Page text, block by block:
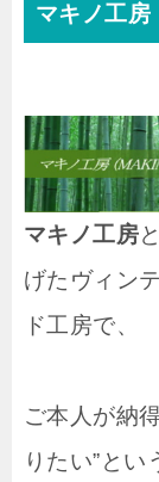
マキノ工房
マキノ工房
げたヴィン
ド工房で、
ご本人が納
りたい”と